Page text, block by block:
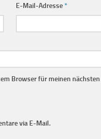
E-Mail-Adresse*
Browser für meinen
via E-Mail.